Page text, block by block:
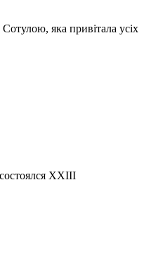
яка привітала усіх
XXIII